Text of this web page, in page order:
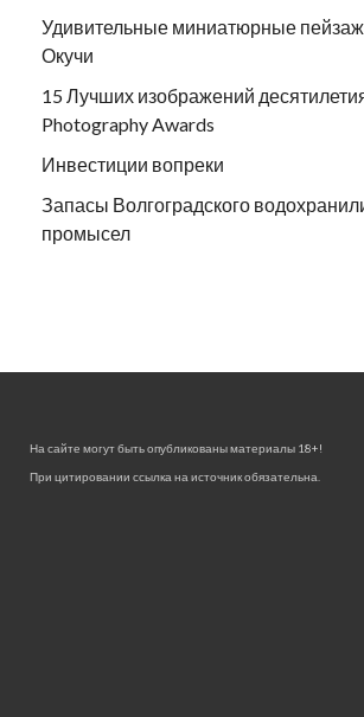
Удивительные миниатюрные
Окучи
15 Лучших изображений
Photography Awards
Инвестиции вопреки
Запасы Волгоградского
промысел
На сайте могут быть опубликованы материалы 18+!
При цитировании ссылка на источник обязательна.